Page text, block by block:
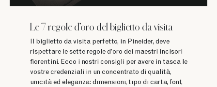
Le 7 regole d’oro del biglietto da visita
Il biglietto da visita perfetto, in Pineider, deve
rispettare le sette regole d’oro dei maestri incisori
fiorentini. Ecco i nostri consigli per avere in tasca le
vostre credenziali in un concentrato di qualità,
unicità ed eleganza: dimensioni, tipo di carta, font,